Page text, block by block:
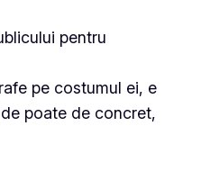
pentru
pe costumul ei, e
poate de concret,